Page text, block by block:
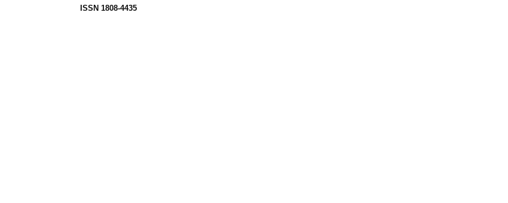
ISSN 1808-4435